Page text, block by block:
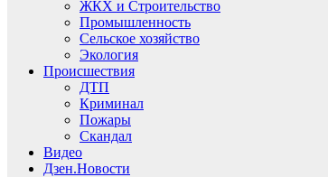
ЖКХ и Строительство
Промышленность
Сельское хозяйство
Экология
Происшествия
ДТП
Криминал
Пожары
Скандал
Видео
Дзен.Новости